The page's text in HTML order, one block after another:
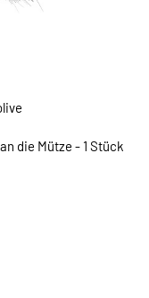
die Mütze - 1 Stück